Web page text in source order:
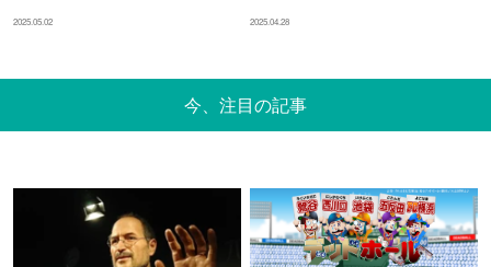
2025.05.02 2025.04.28
今、注目の記事